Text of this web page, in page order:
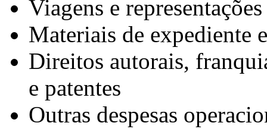
Viagens e representações
Materiais de expediente
Direitos autorais,
e patentes
Outras despesas